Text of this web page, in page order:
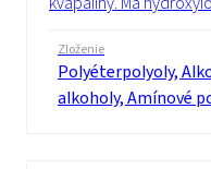
Zloženie
Polyéterpolyoly,
alkoholy, Amínové